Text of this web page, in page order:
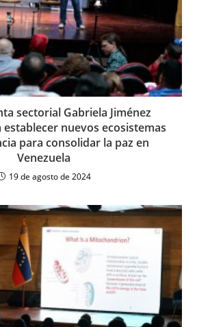
sectorial Gabriela Jiménez
establecer nuevos ecosistemas
para consolidar la paz en
Venezuela
19 de agosto de 2024